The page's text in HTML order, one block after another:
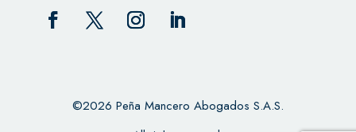
©2026 Peña Mancero Abogados S.A.S.